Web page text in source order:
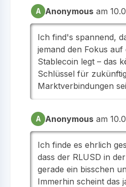
A Anonymous am
Ich find's spannend,
jemand den Fokus auf
Stablecoin legt – das
Schlüssel für
Marktverbindungen
A Anonymous am
Ich finde es ehrlich
dass der RLUSD in
gerade ein bisschen
Immerhin scheint das